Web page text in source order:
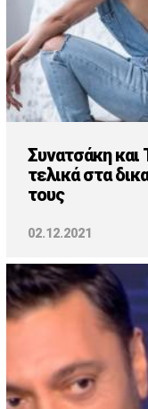
Συνατσάκη και
τελικά στα
τους
02.12.2021